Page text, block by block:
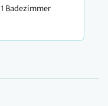
1 Badezimmer